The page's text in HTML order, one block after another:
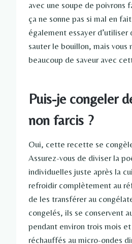
avec une soupe de poivrons
ça ne sonne pas si mal en
également essayer d’utiliser
sauter le bouillon, mais vous
beaucoup de saveur avec
Puis-je congeler
non farcis ?
Oui, cette recette se
Assurez-vous de diviser la
individuelles juste après la
refroidir complètement au
de les transférer au
congelés, ils se conservent
pendant environ trois mois
réchauffés au micro-ondes